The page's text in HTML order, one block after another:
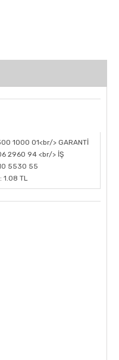
1000 01<br/> GARANTİ
2960 94 <br/> İŞ
5530 55
1.08 TL